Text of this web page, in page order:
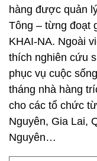
hàng được quản
Tông – từng đoạt
KHAI-NA. Ngoài
thích nghiên cứu
phục vụ cuộc
tháng nhà hàng
cho các tổ chức
Nguyên, Gia Lai,
Nguyên…